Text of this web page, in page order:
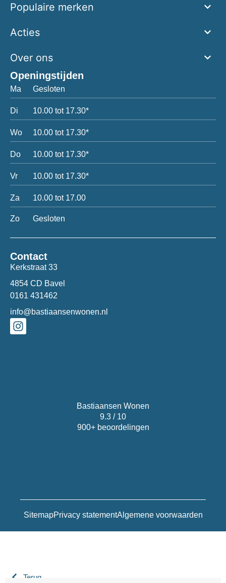
Populaire merken
Acties
Over ons
Openingstijden
Ma Gesloten
Di 10.00 tot 17.30*
Wo 10.00 tot 17.30*
Do 10.00 tot 17.30*
Vr 10.00 tot 17.30*
Za 10.00 tot 17.00
Zo Gesloten
Contact
Kerkstraat 33
4854 CD Bavel
0161 431462
info@bastiaansenwonen.nl
SitemapPrivacy statementAlgemene voorwaarden
Bastiaansen Wonen
9.3 / 10
900+ beoordelingen
Terug